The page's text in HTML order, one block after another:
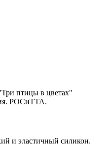
птицы в цветах"
РОСиТТА.
и эластичный силикон.